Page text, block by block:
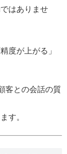
はありませ
度が上がる」
客との会話の質
す。